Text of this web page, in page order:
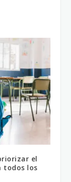
el
todos los